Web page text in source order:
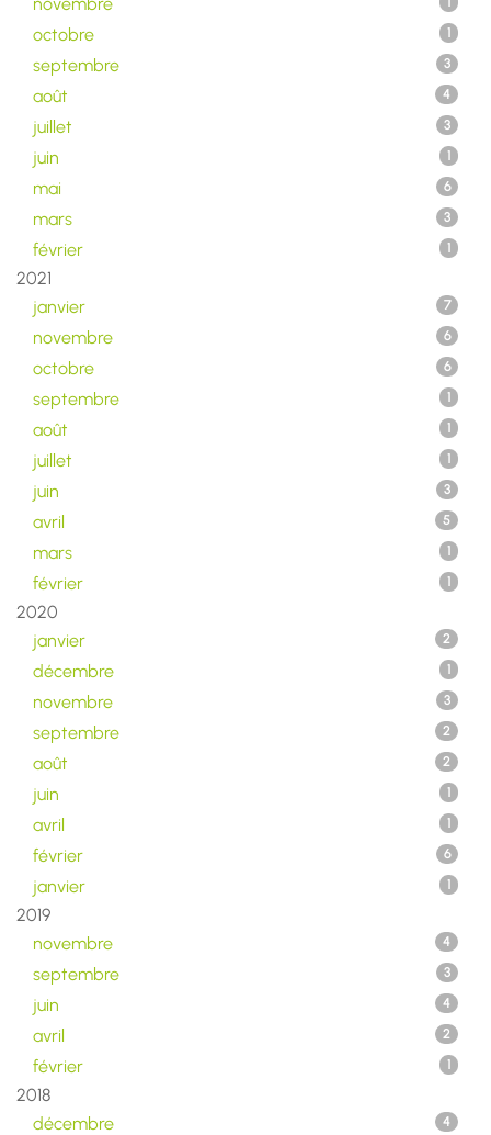
octobre 1
septembre 3
août 4
juillet 3
juin 1
mai 6
mars 3
février 1
2021
janvier
7
novembre 6
octobre 6
septembre 1
août 1
juillet 1
juin 3
avril 5
mars 1
février 1
2020
janvier
2
décembre 1
novembre 3
septembre 2
août 2
juin 1
avril 1
février 6
janvier 1
2019
novembre
4
septembre 3
juin 4
avril 2
février 1
2018
décembre
4